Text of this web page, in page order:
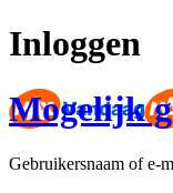
Inloggen
Mogelijk
Gebruikersnaam of e-